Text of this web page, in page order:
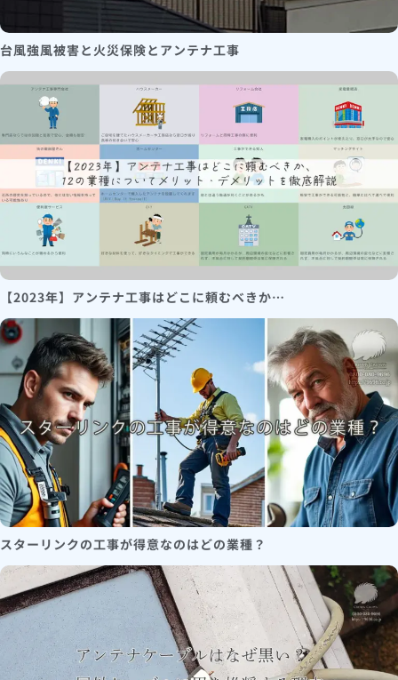
台風強風被害と火災保険とアンテナ工事
【2023年】アンテナ工事はどこに頼むべきか…
スターリンクの工事が得意なのはどの業種？